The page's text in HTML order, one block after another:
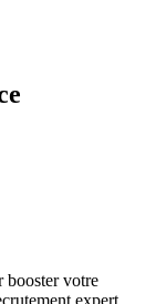
booster votre
expert,